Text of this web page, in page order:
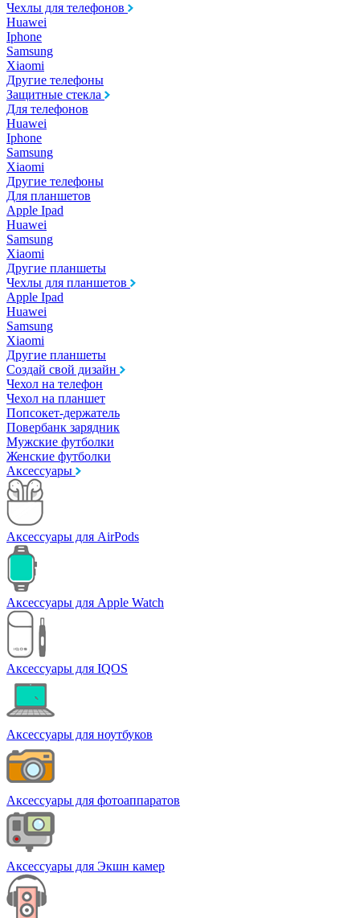
Чехлы для телефонов
Huawei
Iphone
Samsung
Xiaomi
Другие телефоны
Защитные стекла
Для телефонов
Huawei
Iphone
Samsung
Xiaomi
Другие телефоны
Для планшетов
Apple Ipad
Huawei
Samsung
Xiaomi
Другие планшеты
Чехлы для планшетов
Apple Ipad
Huawei
Samsung
Xiaomi
Другие планшеты
Создай свой дизайн
Чехол на телефон
Чехол на планшет
Попсокет-держатель
Повербанк зарядник
Мужские футболки
Женские футболки
Аксессуары
Аксессуары для AirPods
Аксессуары для Apple Watch
Аксессуары для IQOS
Аксессуары для ноутбуков
Аксессуары для фотоаппаратов
Аксессуары для Экшн камер